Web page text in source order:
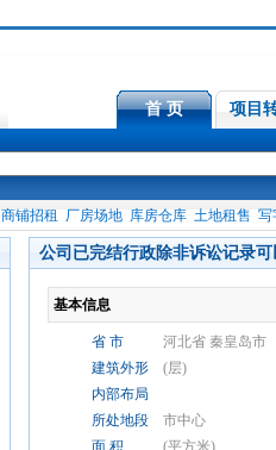
首 页 项目
商铺招租 厂房场地 库房仓库 土地租售 写
公司已完结行政除非诉讼记录
基本信息
省 市
河北省 秦皇岛市
建筑外形
(层)
内部布局
所处地段
市中心
面 积
(平方米)